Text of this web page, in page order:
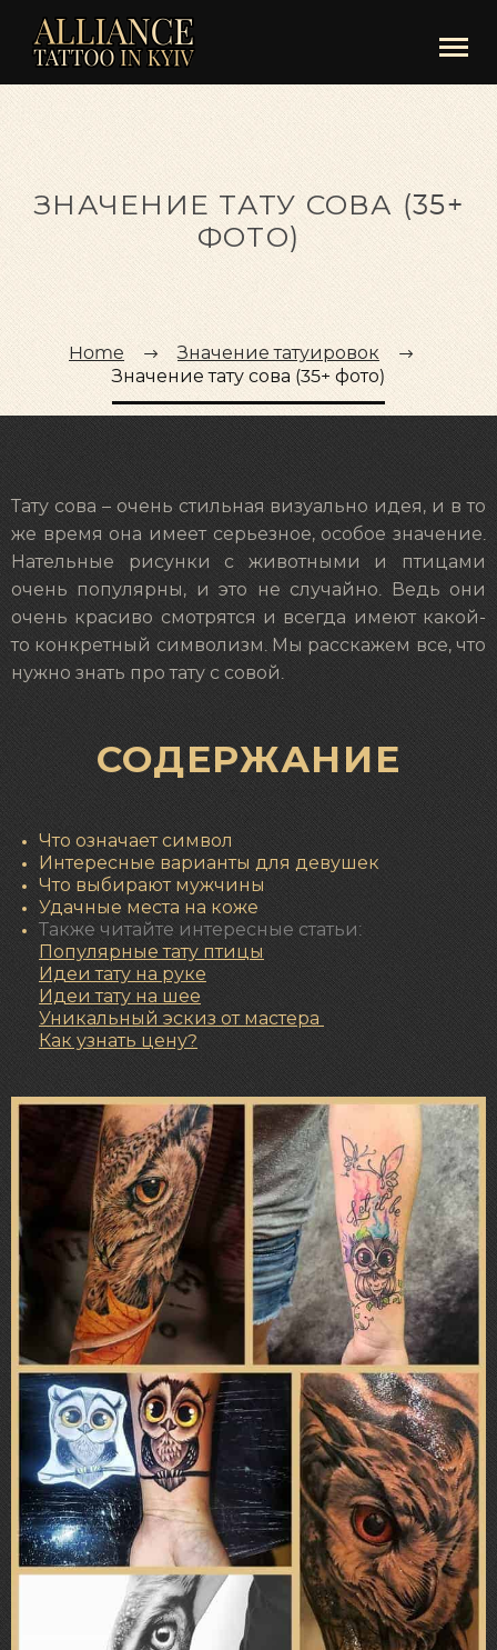
ЗНАЧЕНИЕ ТАТУ СОВА (35+
ФОТО)
Home
Значение татуировок
Значение тату сова (35+ фото)
Тату сова – очень стильная визуально идея, и в то
же время она имеет серьезное, особое значение.
Нательные рисунки с животными и птицами
очень популярны, и это не случайно. Ведь они
очень красиво смотрятся и всегда имеют какой-
то конкретный символизм. Мы расскажем все, что
нужно знать про тату с совой.
СОДЕРЖАНИЕ
Что означает символ
Интересные варианты для девушек
Что выбирают мужчины
Удачные места на коже
Также читайте интересные статьи:
Популярныетату птицы
Идеи тату на руке
Идеи тату на шее
Уникальный эскиз от мастера
Как узнать цену?